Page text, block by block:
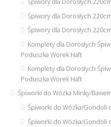
Śpiwory dla Dorosłych
Śpiwory dla Dorosłych
Komplety dla Dorosłych
Poduszka Worek Haft
Komplety dla Dorosłych
Poduszka Worek Haft
Śpiworki do Wózka Minky/
Śpiworki do Wózka/Gondoli
Śpiworki do Wózka/Gondoli